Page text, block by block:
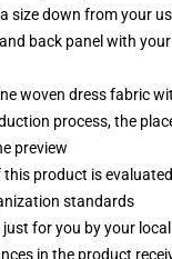
size down from your
back panel with
woven dress fabric
process, the
preview
product is
standards
just for you by your
in the product